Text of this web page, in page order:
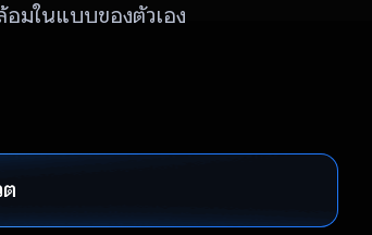
มในแบบของตัวเอง
ต